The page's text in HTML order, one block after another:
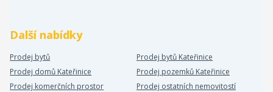
Další nabídky
Prodej bytů
Prodej bytů Kateřinice
Prodej domů Kateřinice
Prodej pozemků Kateřinice
Prodej komerčních prostor
Prodej ostatních nemovitostí